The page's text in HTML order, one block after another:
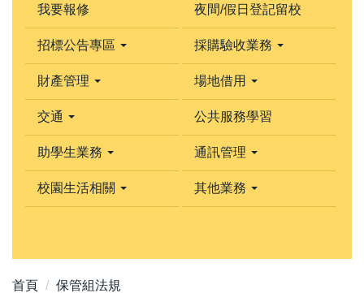
我要報修 夜間/假日登記留校
招標公告專區 採購驗收業務
財產管理 場地借用
交通 公共服務學習
助學生業務 通訊管理
校園生活相關 其他業務
首頁 保管組法規